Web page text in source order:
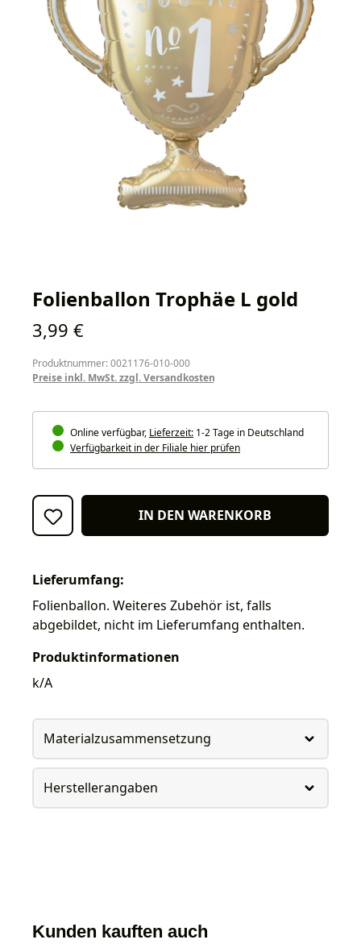
Folienballon Trophäe L gold
Regulärer Preis:
3,99 €
Produktnummer: 0021176-010-000
Preise inkl. MwSt. zzgl. Versandkosten
Online verfügbar, Lieferzeit: 1-2 Tage in Deutschland
Verfügbarkeit in der Filiale hier prüfen
IN DEN WARENKORB
Lieferumfang:
Folienballon. Weiteres Zubehör ist, falls
abgebildet, nicht im Lieferumfang enthalten.
Produktinformationen
k/A
Materialzusammensetzung
Herstellerangaben
Kunden kauften auch